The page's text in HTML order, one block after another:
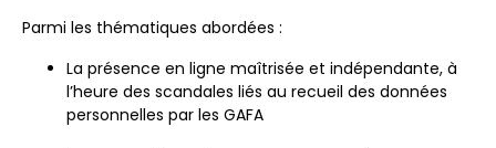
Parmi les thématiques abordées :
La présence en ligne maîtrisée et indépendante, à
l’heure des scandales liés au recueil des données
personnelles par les GAFA